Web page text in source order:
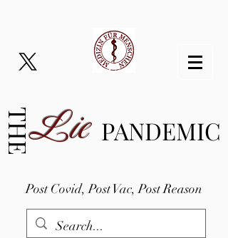
Lie
THE PANDEMIC
Post Covid, Post Vac, Post Reason